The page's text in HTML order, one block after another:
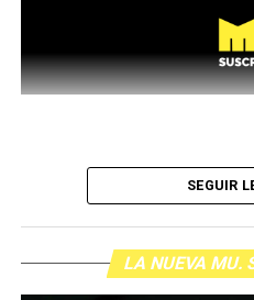
SEGUIR
LA NUEVA MU.